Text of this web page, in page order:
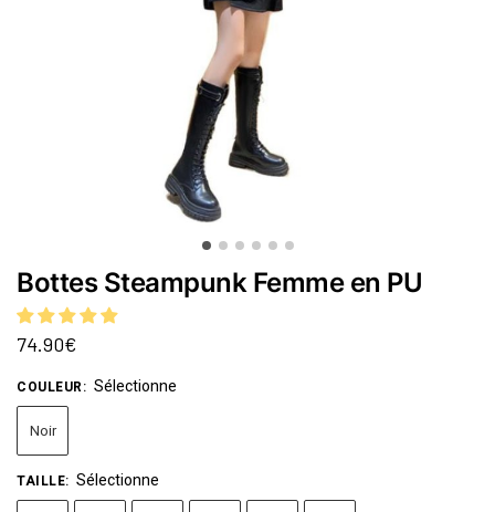
Bottes Steampunk Femme en PU
74.90€
COULEUR: Sélectionne
Noir
TAILLE: Sélectionne